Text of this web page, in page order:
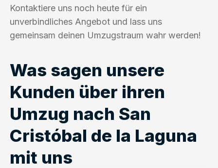
Kontaktiere uns noch heute für ein
unverbindliches Angebot und lass uns
gemeinsam deinen Umzugstraum wahr werden!
Was sagen unsere
Kunden über ihren
Umzug nach San
Cristóbal de la Laguna
mit uns